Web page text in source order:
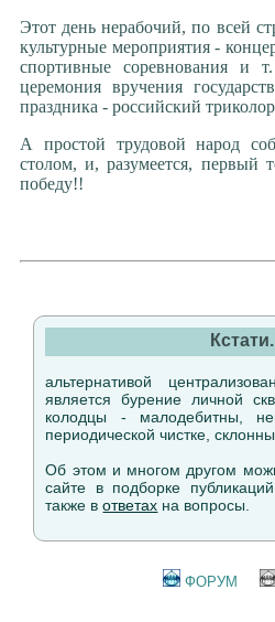
Этот день нерабочий, по всей
культурные мероприятия -
спортивные соревнования и
церемония вручения
праздника - российский
А простой трудовой народ
столом, и, разумеется, первый
победу!!
альтернативой
является бурение личной
колодцы - малодебитны,
периодической чистке,
Об этом и многом другом
сайте в подборке
также вответах на вопросы.
ФОРУМ